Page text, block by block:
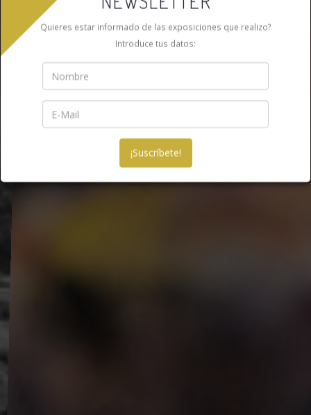
Quieres estar informado de las exposiciones que realizo?
Introduce tus datos: